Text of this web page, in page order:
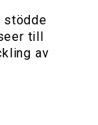
stödde
till
av